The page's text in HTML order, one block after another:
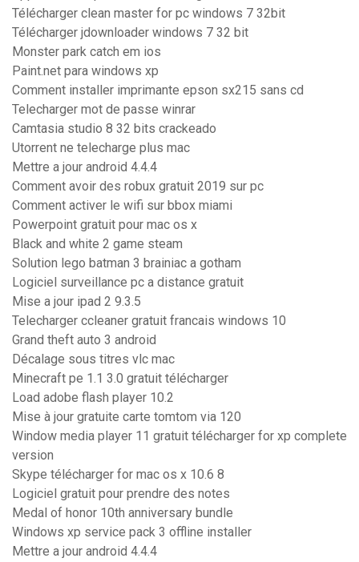
Télécharger clean master for pc windows 7 32bit
Télécharger jdownloader windows 7 32 bit
Monster park catch em ios
Paint.net para windows xp
Comment installer imprimante epson sx215 sans cd
Telecharger mot de passe winrar
Camtasia studio 8 32 bits crackeado
Utorrent ne telecharge plus mac
Mettre a jour android 4.4.4
Comment avoir des robux gratuit 2019 sur pc
Comment activer le wifi sur bbox miami
Powerpoint gratuit pour mac os x
Black and white 2 game steam
Solution lego batman 3 brainiac a gotham
Logiciel surveillance pc a distance gratuit
Mise a jour ipad 2 9.3.5
Telecharger ccleaner gratuit francais windows 10
Grand theft auto 3 android
Décalage sous titres vlc mac
Minecraft pe 1.1 3.0 gratuit télécharger
Load adobe flash player 10.2
Mise à jour gratuite carte tomtom via 120
Window media player 11 gratuit télécharger for xp complete
version
Skype télécharger for mac os x 10.6 8
Logiciel gratuit pour prendre des notes
Medal of honor 10th anniversary bundle
Windows xp service pack 3 offline installer
Mettre a jour android 4.4.4